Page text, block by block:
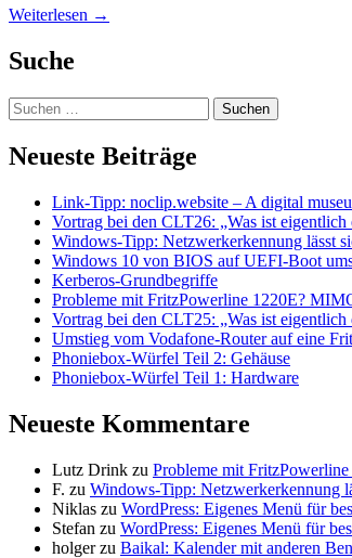
Weiterlesen →
Suche
Suchen
nach:
Neueste Beiträge
Link-Tipp: noclip.website – A digital
Vortrag bei den CLT26: „Was ist
Windows-Tipp: Netzwerkerkennung lässt
Windows 10 von BIOS auf UEFI-Boot
Kerberos-Grundbegriffe
Probleme mit FritzPowerline 1220E?
Vortrag bei den CLT25: „Was ist eigentlich
Umstieg vom Vodafone-Router auf eine
Phoniebox-Würfel Teil 2: Gehäuse
Phoniebox-Würfel Teil 1: Hardware
Neueste Kommentare
Lutz Drink zu Probleme mit
F. zu Windows-Tipp: Netzwerkerkennung
Niklas zu WordPress: Eigenes Menü für
Stefan zu WordPress: Eigenes Menü für
holgerzu Baikal: Kalender mit anderen